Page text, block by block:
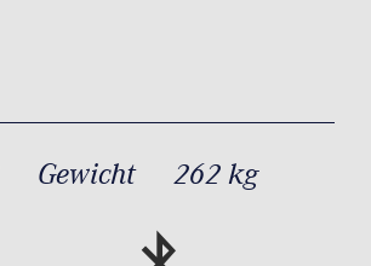
Gewicht 262 kg